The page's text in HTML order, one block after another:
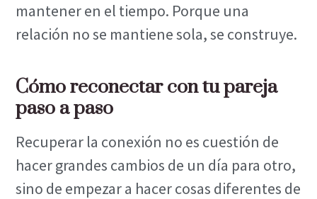
mantener en el tiempo. Porque una
relación no se mantiene sola, se construye.
Cómo reconectar con tu pareja
paso a paso
Recuperar la conexión no es cuestión de
hacer grandes cambios de un día para otro,
sino de empezar a hacer cosas diferentes de